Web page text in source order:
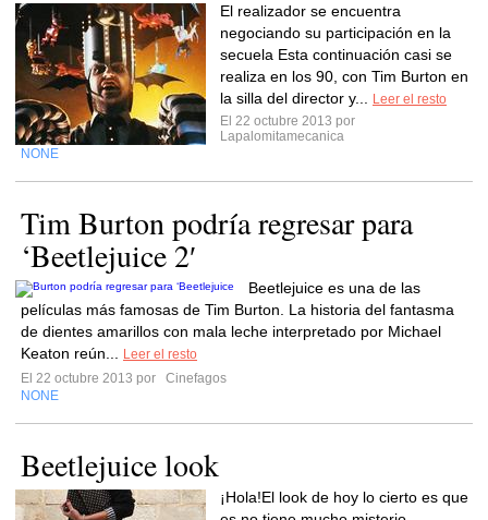
El realizador se encuentra
negociando su participación en la
secuela Esta continuación casi se
realiza en los 90, con Tim Burton en
la silla del director y...
Leer el resto
El 22 octubre 2013 por
Lapalomitamecanica
NONE
Tim Burton podría regresar para
‘Beetlejuice 2′
Beetlejuice es una de las
películas más famosas de Tim Burton. La historia del fantasma
de dientes amarillos con mala leche interpretado por Michael
Keaton reún...
Leer el resto
El 22 octubre 2013 por
Cinefagos
NONE
Beetlejuice look
¡Hola!El look de hoy lo cierto es que